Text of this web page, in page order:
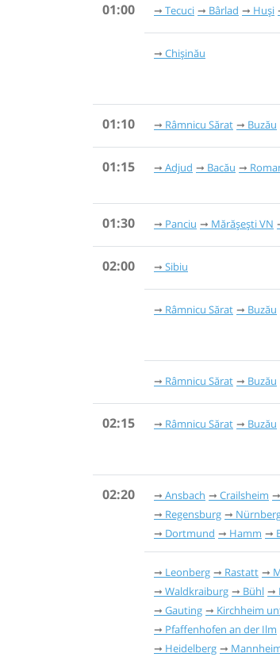
01:00 Tecuci Bârlad Huși
Chișinău
01:10 Râmnicu Sărat Buzău
01:15 Adjud Bacău
01:30 Panciu Mărășești VN
02:00 Sibiu
Râmnicu Sărat Buzău
Râmnicu Sărat Buzău
02:15 Râmnicu Sărat Buzău
02:20 Ansbach Crailsheim
Regensburg
Dortmund
Hamm
Leonberg Rastatt
Waldkraiburg
Bühl
Gauting
Kirchheim
Pfaffenhofen an der Ilm
Heidelberg